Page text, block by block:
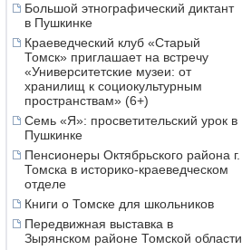
Большой этнографический диктант
в Пушкинке
Краеведческий клуб «Старый
Томск» приглашает на встречу
«Университетские музеи: от
хранилищ к социокультурным
пространствам» (6+)
Семь «Я»: просветительский урок в
Пушкинке
Пенсионеры Октябрьского района г.
Томска в историко-краеведческом
отделе
Книги о Томске для школьников
Передвижная выставка в
Зырянском районе Томской области